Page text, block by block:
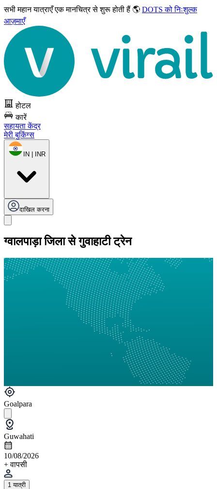
सभी महान यात्राएँएक मानचित्र से शुरू होती हैं 🌎 DOTS को निःशुल्क
आज़माएँ
होटल
कारें
सहायता केंद्र
मेरी बुकिंग्स
IN | INR
दाखिल करना
ग्वालपाड़ा जिला से गुवाहाटी ट्रेन
Goalpara
Guwahati
10/08/2026
+ वापसी
1 यात्री